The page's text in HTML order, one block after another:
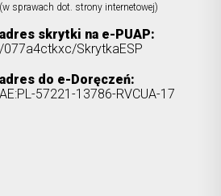
(w sprawach dot. strony internetowej)
adres skrytki na e-PUAP:
/077a4ctkxc/SkrytkaESP
adres do e-Doręczeń:
AE:PL-57221-13786-RVCUA-17